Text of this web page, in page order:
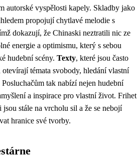
autorské vyspělosti kapely. Skladby jako
propojují chytlavé melodie s
dokazují, že Chinaski neztratili nic ze
energie a optimismu, který s sebou
hudební scény. Texty, které jsou často
témata svobody, hledání vlastní
tak nabízí nejen hudební
a inspirace pro vlastní život. Frihet
stále na vrcholu sil a že se nebojí
hranice své tvorby.